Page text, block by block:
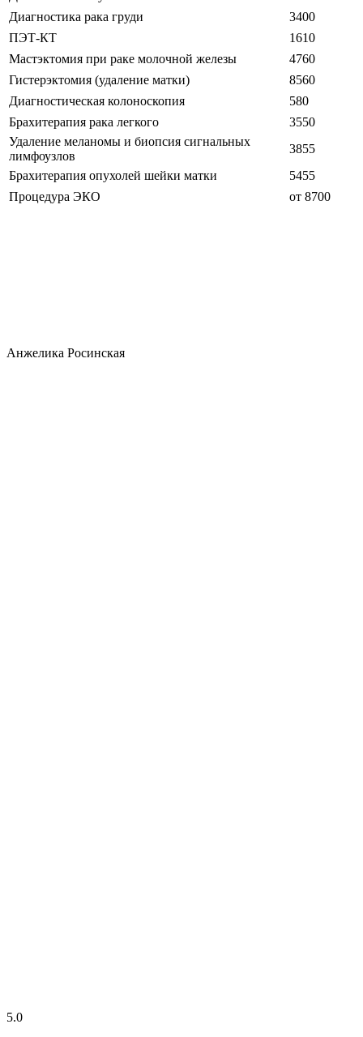
Диагностика рака груди
3400
ПЭТ-КТ
1610
Мастэктомия при раке молочной железы
4760
Гистерэктомия (удаление матки)
8560
Диагностическая колоноскопия
580
Брахитерапия рака легкого
3550
Удаление меланомы и биопсия сигнальных
лимфоузлов
3855
Брахитерапия опухолей шейки матки
5455
Процедура ЭКО
от 8700
Анжелика Росинская
5.0